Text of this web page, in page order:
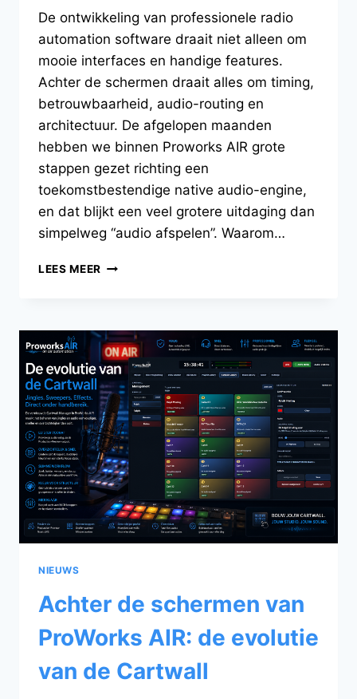
De ontwikkeling van professionele radio
automation software draait niet alleen om
mooie interfaces en handige features.
Achter de schermen draait alles om timing,
betrouwbaarheid, audio-routing en
architectuur. De afgelopen maanden
hebben we binnen Proworks AIR grote
stappen gezet richting een
toekomstbestendige native audio-engine,
en dat blijkt een veel grotere uitdaging dan
simpelweg “audio afspelen”. Waarom…
LEES MEER ACHTER
PROWORKS
AIR:
DE
WEG
NAAR
NATIVE
AUDIO
NIEUWS
Achter de schermen van
ProWorks AIR: de evolutie
van de Cartwall